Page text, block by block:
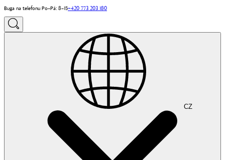
Buga na telefonu Po–Pá: 8–15+420 773 203 180
CZ